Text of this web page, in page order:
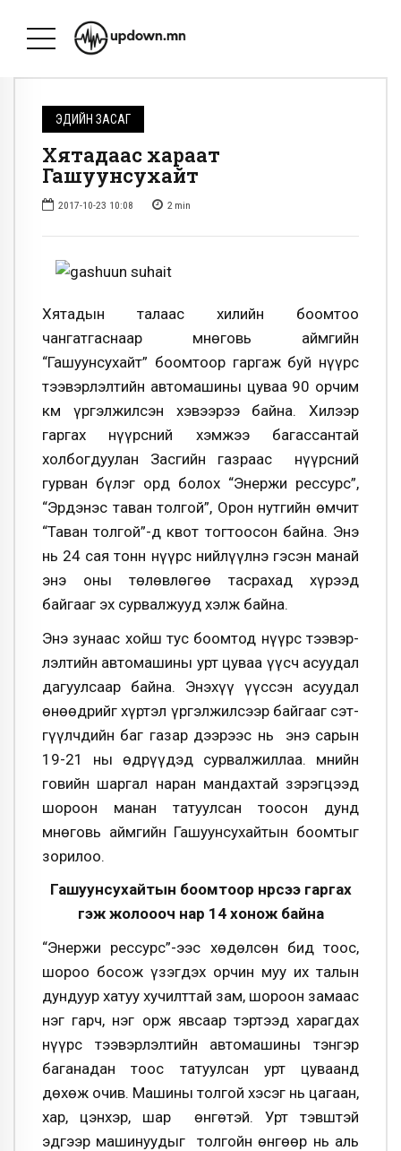
ЭДИЙН ЗАСАГ
Хятадаас хараат
Гашуунсухайт
2017-10-23 10:08 2 min
Хятадын талаас хилийн боомтоо
чангатгаснаар Өмнөговь аймгийн
“Гашуунсухайт” боомтоор гаргаж буй нүүрс
тээвэрлэлтийн автомашины цуваа 90 орчим
км үргэлжилсэн хэвээрээ байна. Хилээр
гаргах нүүрсний хэмжээ багассантай
холбогдуулан Засгийн газраас нүүрсний
гурван бүлэг орд болох “Энержи рессурс”,
“Эрдэнэс таван толгой”, Орон нутгийн өмчит
“Таван толгой”-д квот тогтоосон байна. Энэ
нь 24 сая тонн нүүрс нийлүүлнэ гэсэн манай
энэ оны төлөвлөгөө тасрахад хүрээд
байгааг эх сурвалжууд хэлж байна.
Энэ зунаас хойш тус боомтод нүүрс тээвэр­
лэлтийн авто­машины урт цуваа үүсч асуу­дал
дагуулсаар байна. Энэхүү үүссэн асуу­дал
өнөөдрийг хүртэл ү­р­­гэл­­жилсээр бай­гааг сэ­т­­
гүүлчдийн баг газар дээ­рээс нь энэ сарын
19-21 ны өдрүүдэд сурвал­жиллаа. Өмнийн
говийн шаргал наран ман­дахтай зэрэгцээд
шороон манан та­туул­сан тоосон дунд
Өмнөговь аймгийн Гашуун­­­сухайтын боомтыг
зорилоо.
Гашуунсухайтын боомтоор нүүрсээ гаргах
гэж жолоооч нар 14 хонож байна
“Энержи рессурс”-ээс хөдөлсөн бид тоос,
шороо босож үзэгдэх орчин муу их талын
дун­дуур хатуу хучилттай зам, шороон замаас
нэг гарч, нэг орж явсаар тэртээд харагдах
нүүрс тээвэрлэлтийн авто­машины тэнгэр
баганадан тоос татуулсан урт цуваанд
дөхөж очив. Машины толгой хэсэг нь цагаан,
хар, цэнхэр, шар өнгөтэй. Урт тэвштэй
эдгээр машинуудыг толгойн өнгөөр нь аль